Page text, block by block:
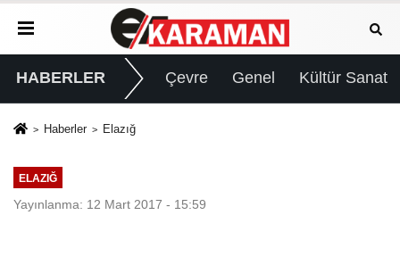
HABERLER Çevre Genel Kültür Sanat
Haberler Elazığ
ELAZIĞ
Yayınlanma: 12 Mart 2017 - 15:59